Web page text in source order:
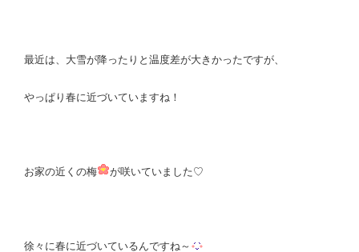
最近は、大雪が降ったりと温度差が大きかったですが、
やっぱり春に近づいていますね！
お家の近くの梅 が咲いていました♡
徐々に春に近づいているんですね～